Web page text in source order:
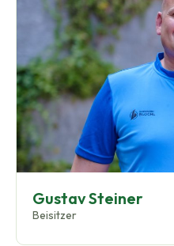
Gustav Steiner
Beisitzer